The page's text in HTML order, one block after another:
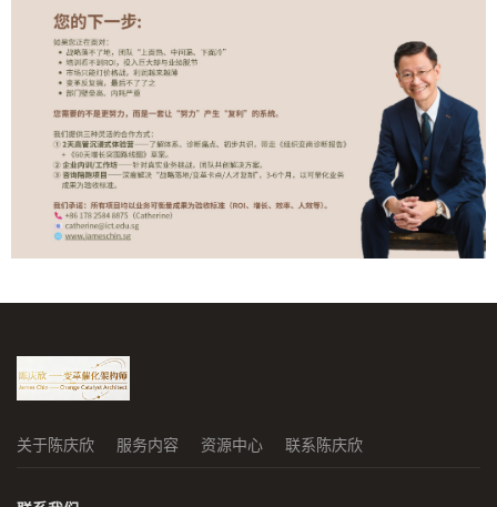
关于陈庆欣 服务内容 资源中心 联系陈庆欣